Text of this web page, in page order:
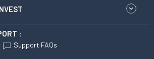
:
Support FAQs